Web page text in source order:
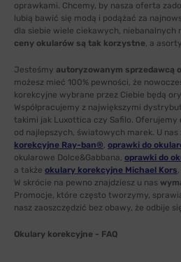
oprawkami. Chcemy, by nasza oferta
lubią bawić się modą i podążać za
dla siebie wiele ciekawych, niebanalnych
ceny okularów są tak korzystne, a
Jesteśmy autoryzowanym sprzedawcą
możesz mieć 100% pewności, że
korekcyjne wybrane przez Ciebie będą
Współpracujemy z największymi
takimi jak Luxottica czy Safilo. Oferujemy
od najlepszych, światowych marek. U nas
korekcyjne Ray-ban®, oprawki do
okularowe Dolce&Gabbana, oprawki do
a także okulary korekcyjne Michael Kors
W skrócie na pewno znajdziesz u nas
Promocje, które często tworzymy,
nasz zaoszczędzić bez obawy, że odbije
Okulary korekcyjne - FAQ